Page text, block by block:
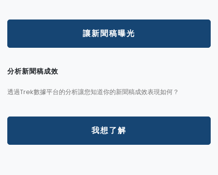
讓新聞稿曝光
分析新聞稿成效
透過Trek數據平台的分析讓您知道你的新聞稿成效表現如何？
我想了解